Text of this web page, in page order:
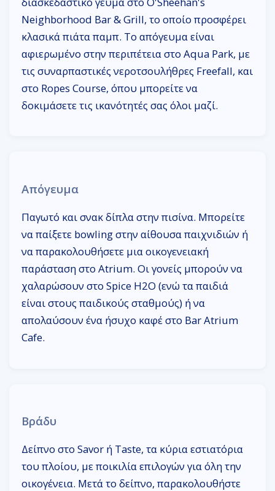
Neighborhood Bar & Grill, το οποίο προσφέρει
κλασικά πιάτα παμπ. Το απόγευμα είναι
αφιερωμένο στην περιπέτεια στο Aqua Park, με
τις συναρπαστικές νεροτσουλήθρες Freefall, και
στο Ropes Course, όπου μπορείτε να
δοκιμάσετε τις ικανότητές σας όλοι μαζί.
Απόγευμα
Παγωτό και σνακ δίπλα στην πισίνα. Μπορείτε
να παίξετε bowling στην αίθουσα παιχνιδιών ή
να παρακολουθήσετε μια οικογενειακή
παράσταση στο Atrium. Οι γονείς μπορούν να
χαλαρώσουν στο Spice H2O (ενώ τα παιδιά
είναι στους παιδικούς σταθμούς) ή να
απολαύσουν ένα ήσυχο καφέ στο Bar Atrium
Cafe.
Βράδυ
Δείπνο στο Savor ή Taste, τα κύρια εστιατόρια
του πλοίου, με ποικιλία επιλογών για όλη την
οικογένεια. Μετά το δείπνο, παρακολουθήστε